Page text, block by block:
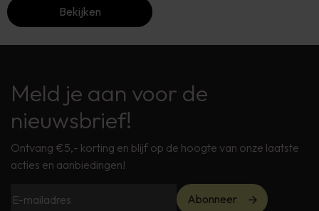
Bekijken
Meld je aan voor de
nieuwsbrief!
Ontvang €5,- korting en blijf op de hoogte van onze laatste
acties en aanbiedingen!
Abonneer